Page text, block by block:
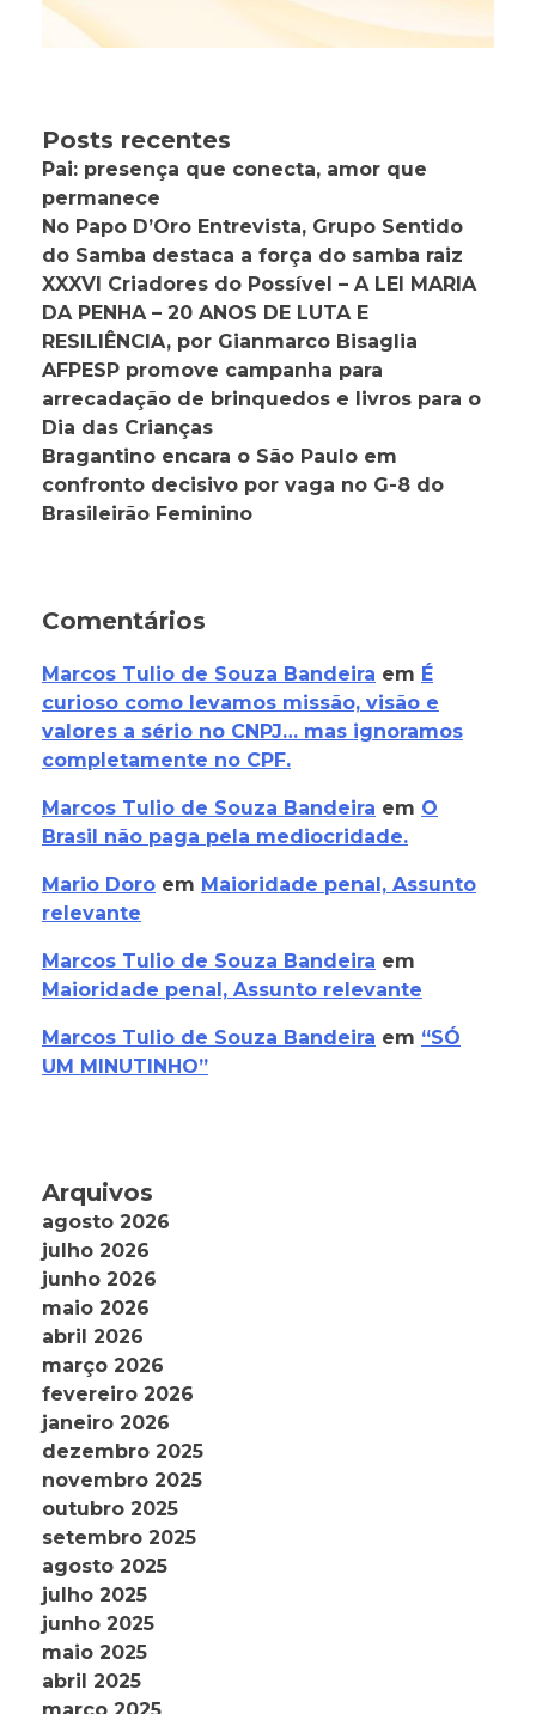
Posts recentes
Pai: presença que conecta, amor que
permanece
No Papo D’Oro Entrevista, Grupo Sentido
do Samba destaca a força do samba raiz
XXXVI Criadores do Possível – A LEI MARIA
DA PENHA – 20 ANOS DE LUTA E
RESILIÊNCIA, por Gianmarco Bisaglia
AFPESP promove campanha para
arrecadação de brinquedos e livros para o
Dia das Crianças
Bragantino encara o São Paulo em
confronto decisivo por vaga no G-8 do
Brasileirão Feminino
Comentários
Marcos Tulio de Souza Bandeira em É
curioso como levamos missão, visão e
valores a sério no CNPJ… mas ignoramos
completamente no CPF.
Marcos Tulio de Souza Bandeira em O
Brasil não paga pela mediocridade.
Mario Doro em Maioridade penal, Assunto
relevante
Marcos Tulio de Souza Bandeira em
Maioridade penal, Assunto relevante
Marcos Tulio de Souza Bandeira em “SÓ
UM MINUTINHO”
Arquivos
agosto 2026
julho 2026
junho 2026
maio 2026
abril 2026
março 2026
fevereiro 2026
janeiro 2026
dezembro 2025
novembro 2025
outubro 2025
setembro 2025
agosto 2025
julho 2025
junho 2025
maio 2025
abril 2025